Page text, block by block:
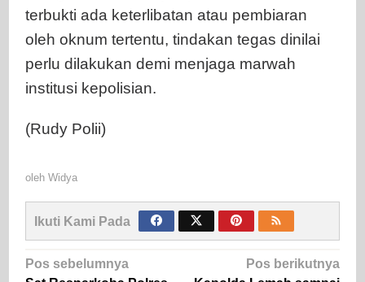
terbukti ada keterlibatan atau pembiaran
oleh oknum tertentu, tindakan tegas dinilai
perlu dilakukan demi menjaga marwah
institusi kepolisian.
(Rudy Polii)
oleh Widya
Ikuti Kami Pada
Navigasi
Pos sebelumnya
Pos berikutnya